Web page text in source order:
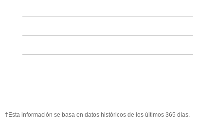
‡Esta información se basa en datos históricos de los últimos 365 días.